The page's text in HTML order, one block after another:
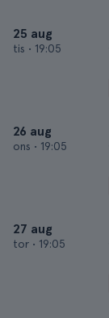
25 aug
tis • 19:05
26 aug
ons • 19:05
27 aug
tor • 19:05